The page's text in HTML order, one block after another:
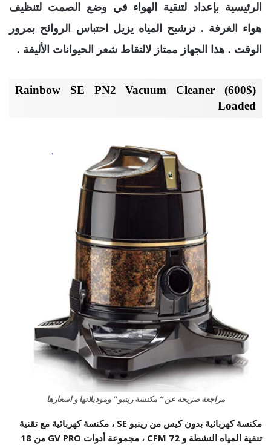
الرئيسية بإعداد لتنقية الهواء في وضع الصمت لتنظيف
هواء الغرفة . ترشيح المياه يزيل احتباس الروائح بمرور
الوقت . هذا الجهاز ممتاز لالتقاط شعر الحيوانات الأليفة .
(600$) Rainbow SE PN2 Vacuum Cleaner
Loaded
مراجعة صريحة عن ” مكنسة رينبو ” وموديلاتها و اسعارها
مكنسة كهربائية بدون كيس من رينبو SE ، مكنسة كهربائية مع تقنية
تنقية المياه النشطة و 72 CFM ، مجموعة أدوات GV PRO من 18